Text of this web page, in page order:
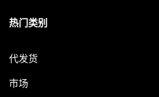
热门类别
代发货
市场